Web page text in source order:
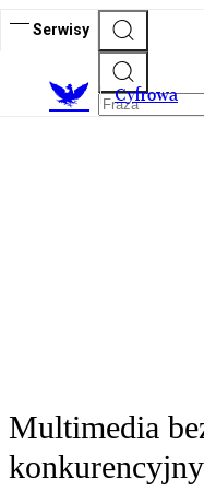
Serwisy
Cyfrowa
Multimedia